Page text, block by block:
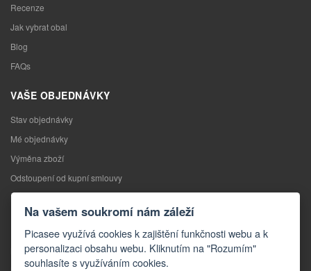
Recenze
Jak vybrat obal
Blog
FAQs
VAŠE OBJEDNÁVKY
Stav objednávky
Mé objednávky
Výměna zboží
Odstoupení od kupní smlouvy
Reklamace
Kontakty
Na vašem soukromí nám záleží
Picasee využívá cookies k zajištění funkčnosti webu a k
personalizaci obsahu webu. Kliknutím na "Rozumím"
souhlasíte s využíváním cookies.